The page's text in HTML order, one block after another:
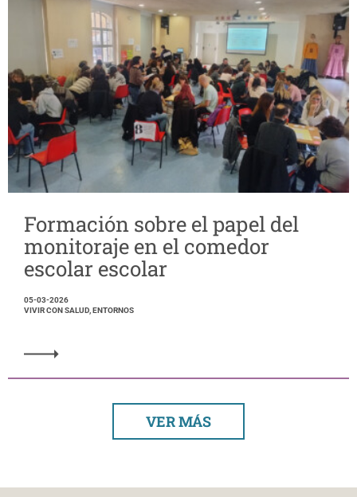
Formación sobre el papel del
monitoraje en el comedor
escolar escolar
05-03-2026
VIVIR CON SALUD, ENTORNOS
VER MÁS